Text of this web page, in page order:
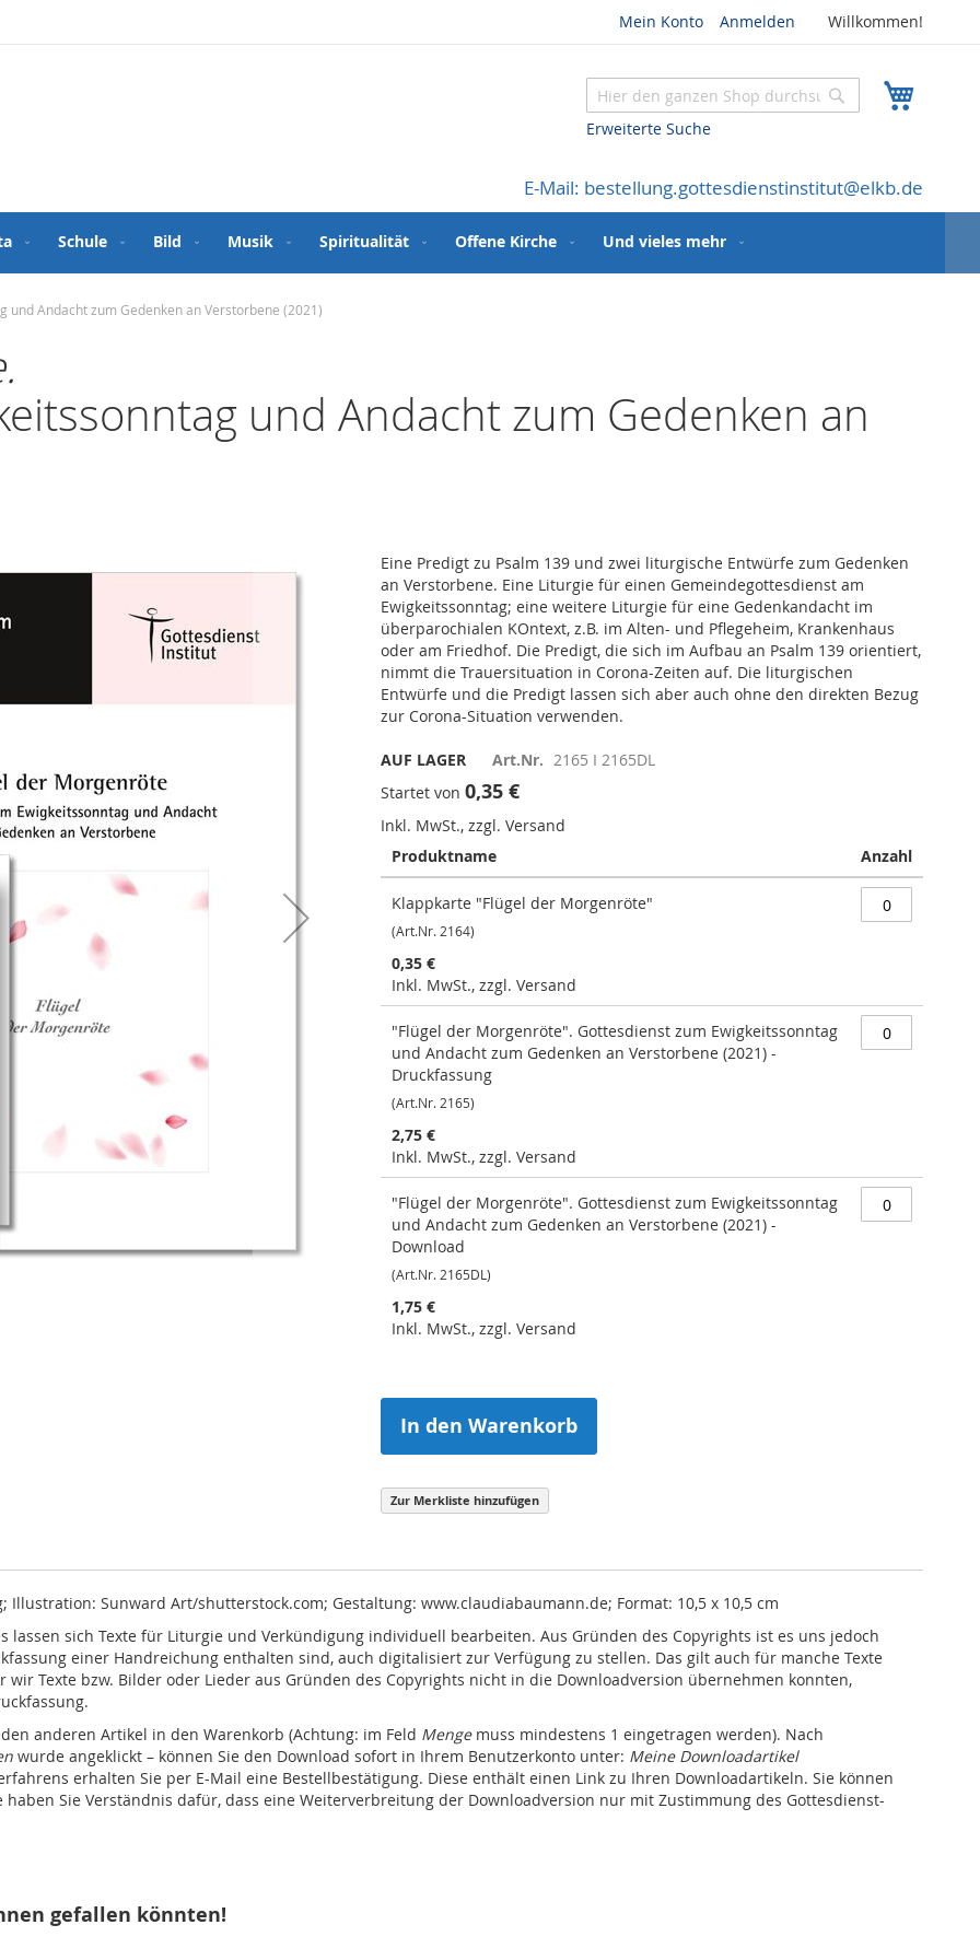
Mein Konto Anmelden Willkommen!
Suche
Erweiterte Suche
Suche
E-Mail: bestellung.gottesdienstinstitut@elkb.de
Schule Bild Musik Spiritualität Offene Kirche Und vieles mehr
Andacht zum Gedenken an Verstorbene (2021)
und Andacht zum Gedenken an
Eine Predigt zu Psalm 139 und zwei liturgische Entwürfe zum Gedenken
an Verstorbene. Eine Liturgie für einen Gemeindegottesdienst am
Ewigkeitssonntag; eine weitere Liturgie für eine Gedenkandacht im
überparochialen KOntext, z.B. im Alten- und Pflegeheim, Krankenhaus
oder am Friedhof. Die Predigt, die sich im Aufbau an Psalm 139 orientiert,
nimmt die Trauersituation in Corona-Zeiten auf. Die liturgischen
Entwürfe und die Predigt lassen sich aber auch ohne den direkten Bezug
zur Corona-Situation verwenden.
AUF LAGER Art.Nr. 2165 I 2165DL
Startet von 0,35 €
Inkl. MwSt., zzgl. Versand
Produkte
Produktname Anzahl
Klappkarte "Flügel der Morgenröte"
(Art.Nr. 2164)
0,35 €
Inkl. MwSt., zzgl. Versand
"Flügel der Morgenröte". Gottesdienst zum Ewigkeitssonntag
und Andacht zum Gedenken an Verstorbene (2021) -
Druckfassung
(Art.Nr. 2165)
2,75 €
Inkl. MwSt., zzgl. Versand
"Flügel der Morgenröte". Gottesdienst zum Ewigkeitssonntag
und Andacht zum Gedenken an Verstorbene (2021) -
Download
(Art.Nr. 2165DL)
1,75 €
Inkl. MwSt., zzgl. Versand
In den Warenkorb
Zur Merkliste hinzufügen
Sunward Art/shutterstock.com; Gestaltung: www.claudiabaumann.de; Format: 10,5 x 10,5 cm
sich Texte für Liturgie und Verkündigung individuell bearbeiten. Aus Gründen des Copyrights ist es uns jedoch
einer Handreichung enthalten sind, auch digitalisiert zur Verfügung zu stellen. Das gilt auch für manche Texte
Texte bzw. Bilder oder Lieder aus Gründen des Copyrights nicht in die Downloadversion übernehmen konnten,
anderen Artikel in den Warenkorb (Achtung: im Feld Mengemuss mindestens 1 eingetragen werden). Nach
wurde angeklickt – können Sie den Download sofort in Ihrem Benutzerkonto unter: Meine Downloadartikel
erhalten Sie per E-Mail eine Bestellbestätigung. Diese enthält einen Link zu Ihren Downloadartikeln. Sie können
Sie Verständnis dafür, dass eine Weiterverbreitung der Downloadversion nur mit Zustimmung des Gottesdienst-
gefallen könnten!